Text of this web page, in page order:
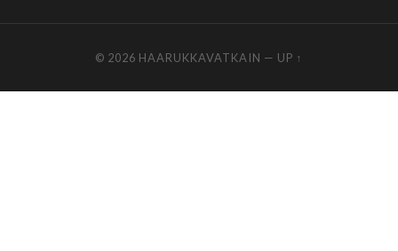
© 2026 HAARUKKAVATKAIN — UP ↑